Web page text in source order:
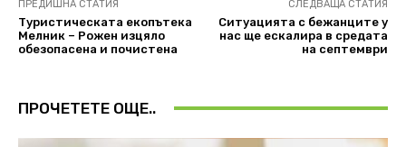
ПРЕДИШНА СТАТИЯ
Туристическата екопътека
Мелник – Рожен изцяло
обезопасена и почистена
СЛЕДВАЩА СТАТИЯ
Ситуацията с бежанците у
нас ще ескалира в средата
на септември
ПРОЧЕТЕТЕ ОЩЕ..